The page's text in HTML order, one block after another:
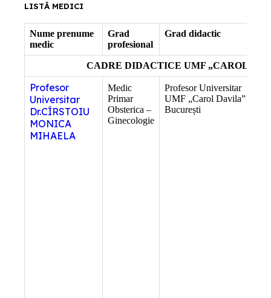
LISTĂ MEDICI
Nume prenume
medic
Grad
profesional
Grad didactic
CADRE DIDACTICE UMF „CAROL
Profesor
Universitar
Dr.CÎRSTOIU
MONICA
MIHAELA
Medic
Primar
Obsterica –
Ginecologie
Profesor Universitar
UMF „Carol Davila”
București